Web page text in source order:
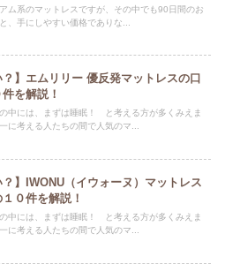
ム系のマットレスですが、その中でも90日間のお
、手にしやすい価格でありな...
？】エムリリー 優反発マットレスの口
を解説！
中には、まずは睡眠！ と考える方が多くみえま
に考える人たちの間で人気のマ...
？】IWONU（イウォーヌ）マットレス
０件を解説！
中には、まずは睡眠！ と考える方が多くみえま
に考える人たちの間で人気のマ...